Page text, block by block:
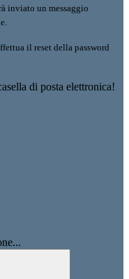
inviato un messaggio
il reset della password
di posta elettronica!